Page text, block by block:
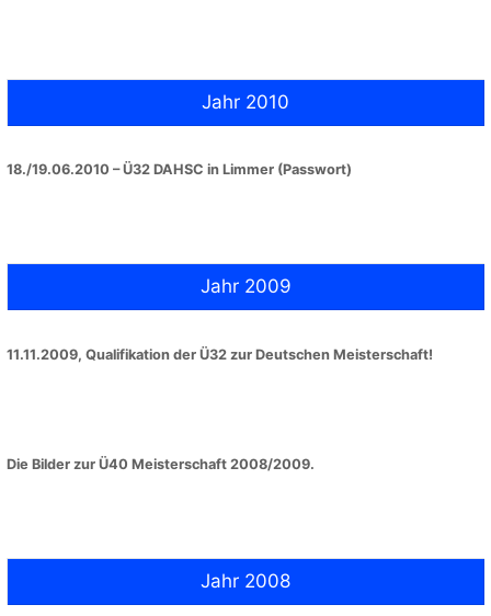
Jahr 2010
18./19.06.2010 – Ü32 DAHSC in Limmer (Passwort)
Jahr 2009
11.11.2009, Qualifikation der Ü32 zur Deutschen Meisterschaft!
Die Bilder zur Ü40 Meisterschaft 2008/2009.
Jahr 2008